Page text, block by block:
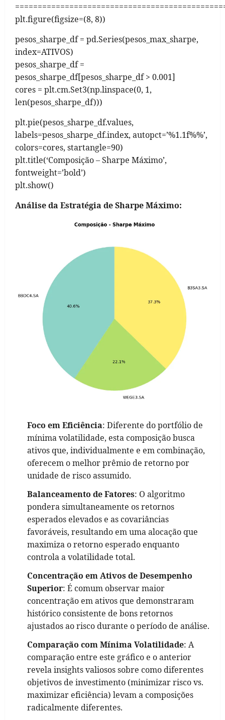
plt.figure(figsize=(8, 8))
pesos_sharpe_df = pd.Series(pesos_max_sharpe,
index=ATIVOS)
pesos_sharpe_df =
pesos_sharpe_df[pesos_sharpe_df > 0.001]
cores = plt.cm.Set3(np.linspace(0, 1,
len(pesos_sharpe_df)))
plt.pie(pesos_sharpe_df.values,
labels=pesos_sharpe_df.index, autopct=’%1.1f%%’,
colors=cores, startangle=90)
plt.title(‘Composição – Sharpe Máximo’,
fontweight=’bold’)
plt.show()
Análise da Estratégia de Sharpe Máximo:
Foco em Eficiência: Diferente do portfólio de
mínima volatilidade, esta composição busca
ativos que, individualmente e em combinação,
oferecem o melhor prêmio de retorno por
unidade de risco assumido.
Balanceamento de Fatores: O algoritmo
pondera simultaneamente os retornos
esperados elevados e as covariâncias
favoráveis, resultando em uma alocação que
maximiza o retorno esperado enquanto
controla a volatilidade total.
Concentração em Ativos de Desempenho
Superior: É comum observar maior
concentração em ativos que demonstraram
histórico consistente de bons retornos
ajustados ao risco durante o período de análise.
Comparação com Mínima Volatilidade: A
comparação entre este gráfico e o anterior
revela insights valiosos sobre como diferentes
objetivos de investimento (minimizar risco vs.
maximizar eficiência) levam a composições
radicalmente diferentes.